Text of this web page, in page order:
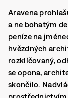
Aravena
a ne bohatým
peníze na
hvězdných
rozklíčovaný,
se opona,
skončilo.